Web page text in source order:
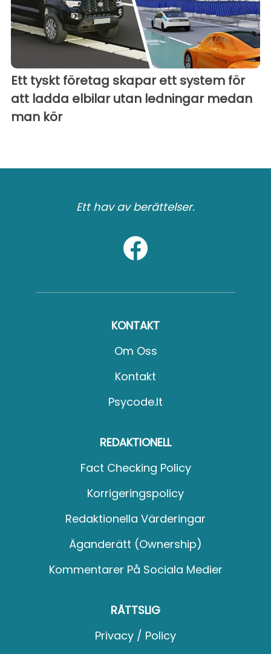
Ett tyskt företag skapar ett system för
att ladda elbilar utan ledningar medan
man kör
Ett hav av berättelser.
KONTAKT
Om Oss
Kontakt
Psycode.it
REDAKTIONELL
Fact Checking Policy
Korrigeringspolicy
Redaktionella Värderingar
Äganderätt (Ownership)
Kommentarer På Sociala Medier
RÄTTSLIG
Privacy / Policy